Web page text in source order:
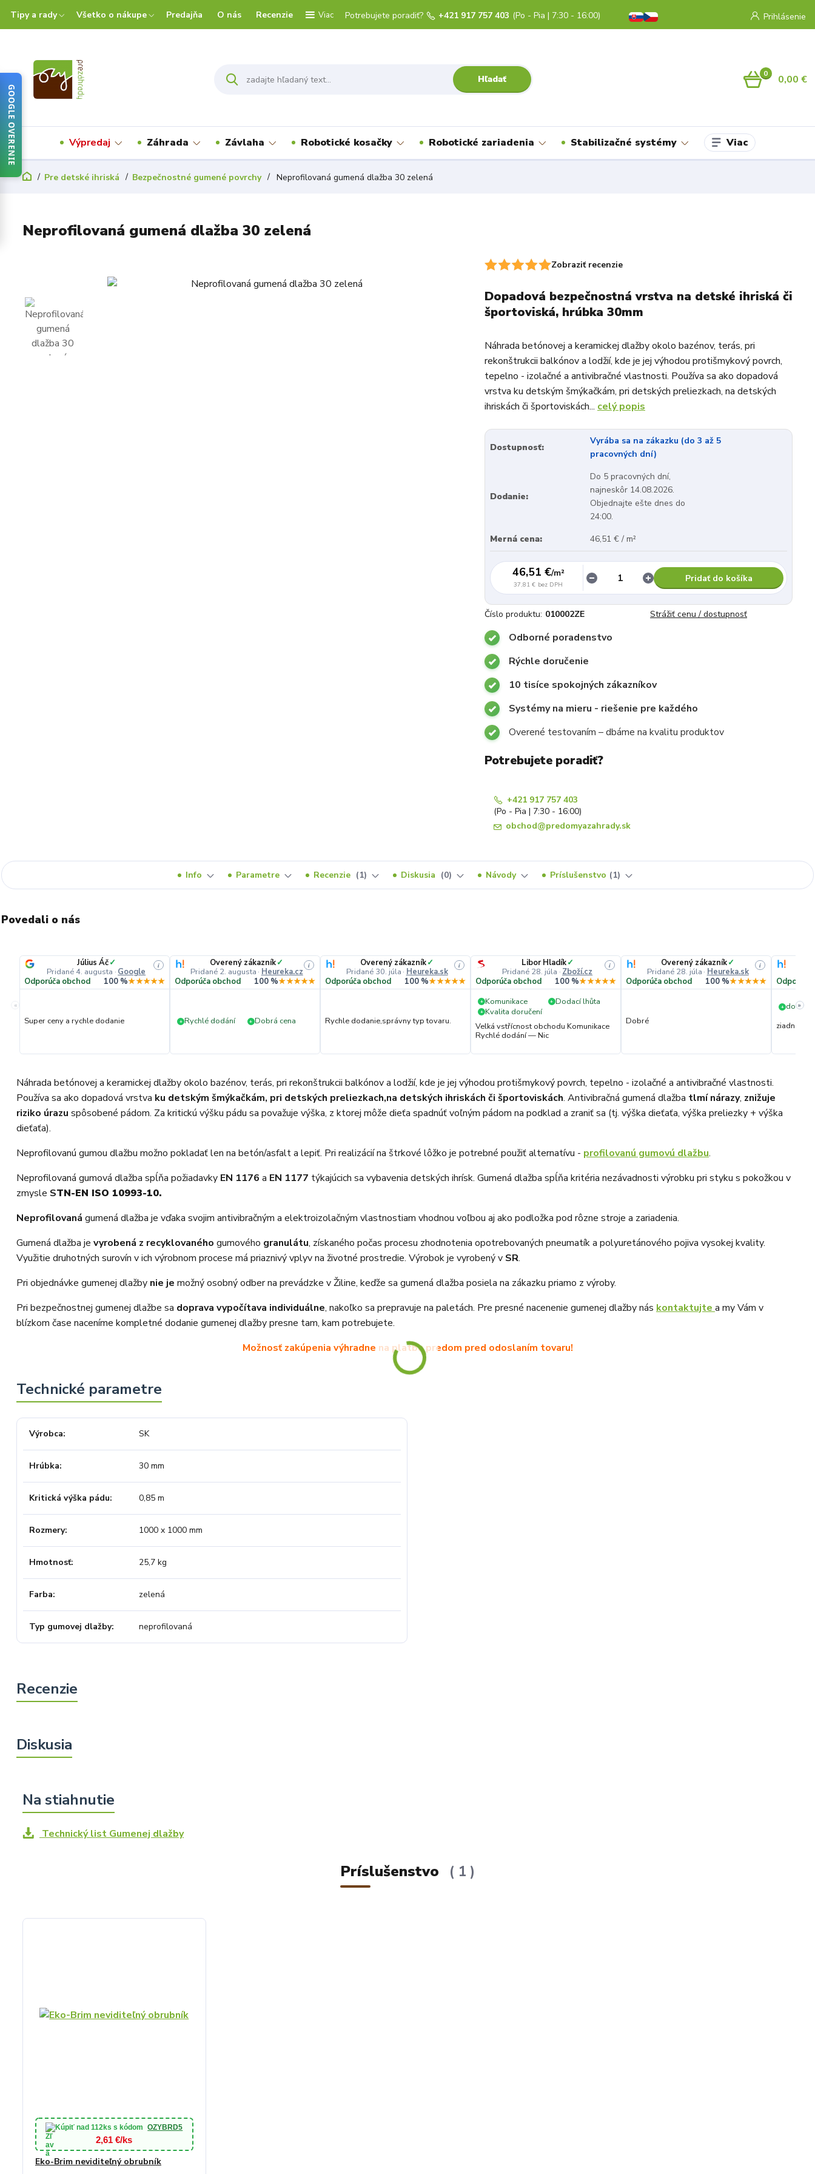
Tipy a rady Všetko o nákupe Predajňa O nás Recenzie Viac Prihlásenie
Hľadať
Potrebujete poradiť? +421 917 757 403 (Po - Pia | 7:30 - 16:00)
0 0,00 €
Výpredaj Záhrada Závlaha Robotické kosačky Robotické zariadenia Stabilizačné systémy Viac
Pre detské ihriská Bezpečnostné gumené povrchy Neprofilovaná gumená dlažba 30 zelená
Neprofilovaná gumená dlažba 30 zelená
Zobraziť recenzie
Dopadová bezpečnostná vrstva na detské ihriská či
športoviská, hrúbka 30mm
Náhrada betónovej a keramickej dlažby okolo bazénov, terás, pri
rekonštrukcii balkónov a lodžií, kde je jej výhodou protišmykový povrch,
tepelno - izolačné a antivibračné vlastnosti. Používa sa ako dopadová
vrstva ku detským šmýkačkám, pri detských preliezkach, na detských
ihriskách či športoviskách... celý popis
Dostupnosť:
Vyrába sa na zákazku (do 3 až 5
pracovných dní)
Dodanie:
Do 5 pracovných dní,
najneskôr 14.08.2026.
Objednajte ešte dnes do
24:00.
Merná cena:
46,51 € / m²
46,51 €/m²
37,81 € bez DPH
Pridať do košíka
Číslo produktu: 010002ZE Strážiť cenu / dostupnosť
Odborné poradenstvo
Rýchle doručenie
10 tisíce spokojných zákazníkov
Systémy na mieru - riešenie pre každého
Overené testovaním – dbáme na kvalitu produktov
Potrebujete poradiť?
+421 917 757 403
(Po - Pia | 7:30 - 16:00)
obchod@predomyazahrady.sk
Info Parametre Recenzie 1 Diskusia 0 Návody Príslušenstvo 1
Povedali o nás
«
Július Áč✓
Pridané 4. augusta · Google
i
Odporúča obchod 100 %★★★★★
Super ceny a rychle dodanie
Overený zákazník✓
Pridané 2. augusta · Heureka.cz
i
Odporúča obchod 100 %★★★★★
+ Rychlé dodání + Dobrá cena
Overený zákazník✓
Pridané 30. júla · Heureka.sk
i
Odporúča obchod 100 %★★★★★
Rychle dodanie,správny typ tovaru.
Libor Hladík✓
Pridané 28. júla · Zboží.cz
i
Odporúča obchod 100 %★★★★★
+ Komunikace + Dodací lhůta
+ Kvalita doručení
Velká vstřícnost obchodu Komunikace
Rychlé dodání — Nic
Overený zákazník✓
Pridané 28. júla · Heureka.sk
i
Odporúča obchod 100 %★★★★★
Dobré
+
ziadna
»
Náhrada betónovej a keramickej dlažby okolo bazénov, terás, pri rekonštrukcii balkónov a lodžií, kde je jej výhodou protišmykový povrch, tepelno - izolačné a antivibračné vlastnosti.
Používa sa ako dopadová vrstva ku detským šmýkačkám, pri detských preliezkach,na detských ihriskách či športoviskách. Antivibračná gumená dlažba tlmí nárazy, znižuje
riziko úrazu spôsobené pádom. Za kritickú výšku pádu sa považuje výška, z ktorej môže dieťa spadnúť voľným pádom na podklad a zraniť sa (tj. výška dieťaťa, výška preliezky + výška
dieťaťa).
Neprofilovanú gumou dlažbu možno pokladať len na betón/asfalt a lepiť. Pri realizácií na štrkové lôžko je potrebné použiť alternatívu - profilovanú gumovú dlažbu.
Neprofilovaná gumová dlažba spĺňa požiadavky EN 1176 a EN 1177 týkajúcich sa vybavenia detských ihrísk. Gumená dlažba spĺňa kritéria nezávadnosti výrobku pri styku s pokožkou v
zmysle STN-EN ISO 10993-10.
Neprofilovaná gumená dlažba je vďaka svojim antivibračným a elektroizolačným vlastnostiam vhodnou voľbou aj ako podložka pod rôzne stroje a zariadenia.
Gumená dlažba je vyrobená z recyklovaného gumového granulátu, získaného počas procesu zhodnotenia opotrebovaných pneumatík a polyuretánového pojiva vysokej kvality.
Využitie druhotných surovín v ich výrobnom procese má priaznivý vplyv na životné prostredie. Výrobok je vyrobený v SR.
Pri objednávke gumenej dlažby nie je možný osobný odber na prevádzke v Žiline, keďže sa gumená dlažba posiela na zákazku priamo z výroby.
Pri bezpečnostnej gumenej dlažbe sa doprava vypočítava individuálne, nakoľko sa prepravuje na paletách. Pre presné nacenenie gumenej dlažby nás kontaktujte a my Vám v
blízkom čase naceníme kompletné dodanie gumenej dlažby presne tam, kam potrebujete.
Možnosť zakúpenia výhradne na platbu predom pred odoslaním tovaru!
Výrobca SK
Hrúbka 30 mm
Kritická výška pádu 0,85 m
Rozmery 1000 x 1000 mm
Hmotnosť 25,7 kg
Farba zelená
Typ gumovej dlažby neprofilovaná
Technický list Gumenej dlažby
Príslušenstvo 1
Kúpiť nad112ks s kódom OZYBRD5
2,61 €/ks
Eko-Brim neviditeľný obrubník
GOOGLE OVERENIE